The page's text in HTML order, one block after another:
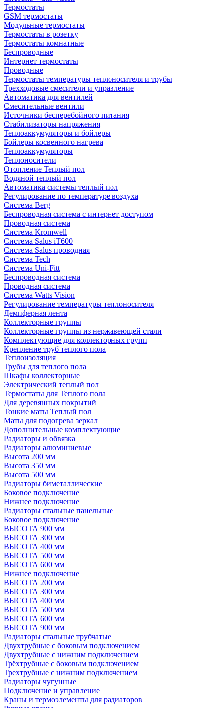
Термостаты
GSM термостаты
Модульные термостаты
Термостаты в розетку
Термостаты комнатные
Беспроводные
Интернет термостаты
Проводные
Термостаты температуры теплоносителя и трубы
Трехходовые смесители и управление
Автоматика для вентилей
Смесительные вентили
Источники бесперебойного питания
Стабилизаторы напряжения
Теплоаккумуляторы и бойлеры
Бойлеры косвенного нагрева
Теплоаккумуляторы
Теплоносители
Отопление Теплый пол
Водяной теплый пол
Автоматика системы теплый пол
Регулирование по температуре воздуха
Система Berg
Беспроводная система с интернет доступом
Проводная система
Система Kromwell
Система Salus iT600
Система Salus проводная
Система Tech
Система Uni-Fitt
Беспроводная система
Проводная система
Система Watts Vision
Регулирование температуры теплоносителя
Демпферная лента
Коллекторные группы
Коллекторные группы из нержавеющей стали
Комплектующие для коллекторных групп
Крепление труб теплого пола
Теплоизоляция
Трубы для теплого пола
Шкафы коллекторные
Электрический теплый пол
Термостаты для Теплого пола
Для деревянных покрытий
Тонкие маты Теплый пол
Маты для подогрева зеркал
Дополнительные комплектующие
Радиаторы и обвязка
Радиаторы алюминиевые
Высота 200 мм
Высота 350 мм
Высота 500 мм
Радиаторы биметаллические
Боковое подключение
Нижнее подключение
Радиаторы стальные панельные
Боковое подключение
ВЫСОТА 900 мм
ВЫСОТА 300 мм
ВЫСОТА 400 мм
ВЫСОТА 500 мм
ВЫСОТА 600 мм
Нижнее подключение
ВЫСОТА 200 мм
ВЫСОТА 300 мм
ВЫСОТА 400 мм
ВЫСОТА 500 мм
ВЫСОТА 600 мм
ВЫСОТА 900 мм
Радиаторы стальные трубчатые
Двухтрубные с боковым подключением
Двухтрубные с нижним подключением
Трёхтрубные с боковым подключением
Трехтрубные с нижним подключением
Радиаторы чугунные
Подключение и управление
Краны и термоэлементы для радиаторов